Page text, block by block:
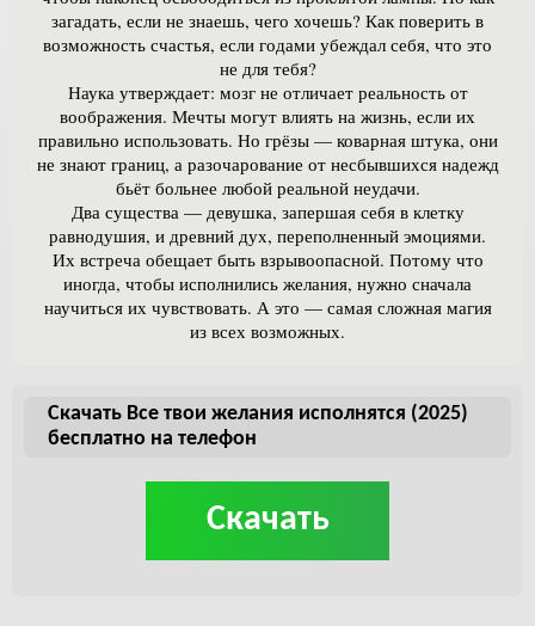
загадать, если не знаешь, чего хочешь? Как поверить в
возможность счастья, если годами убеждал себя, что это
не для тебя?
Наука утверждает: мозг не отличает реальность от
воображения. Мечты могут влиять на жизнь, если их
правильно использовать. Но грёзы — коварная штука, они
не знают границ, а разочарование от несбывшихся надежд
бьёт больнее любой реальной неудачи.
Два существа — девушка, запершая себя в клетку
равнодушия, и древний дух, переполненный эмоциями.
Их встреча обещает быть взрывоопасной. Потому что
иногда, чтобы исполнились желания, нужно сначала
научиться их чувствовать. А это — самая сложная магия
из всех возможных.
Скачать Все твои желания исполнятся (2025)
бесплатно на телефон
Скачать